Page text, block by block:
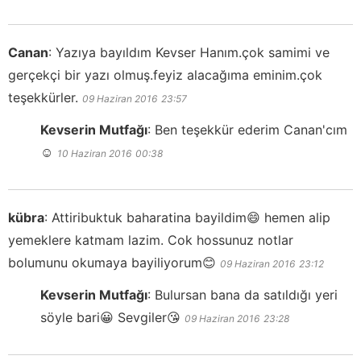
Canan: Yazıya bayıldım Kevser Hanım.çok samimi ve
gerçekçi bir yazı olmuş.feyiz alacağıma eminim.çok
teşekkürler. 09 Haziran 2016 23:57
Kevserin Mutfağı: Ben teşekkür ederim Canan'cım
☺️ 10 Haziran 2016 00:38
kübra: Attiribuktuk baharatina bayildim😄 hemen alip
yemeklere katmam lazim. Cok hossunuz notlar
bolumunu okumaya bayiliyorum😊 09 Haziran 2016 23:12
Kevserin Mutfağı: Bulursan bana da satıldığı yeri
söyle bari😀 Sevgiler😘 09 Haziran 2016 23:28